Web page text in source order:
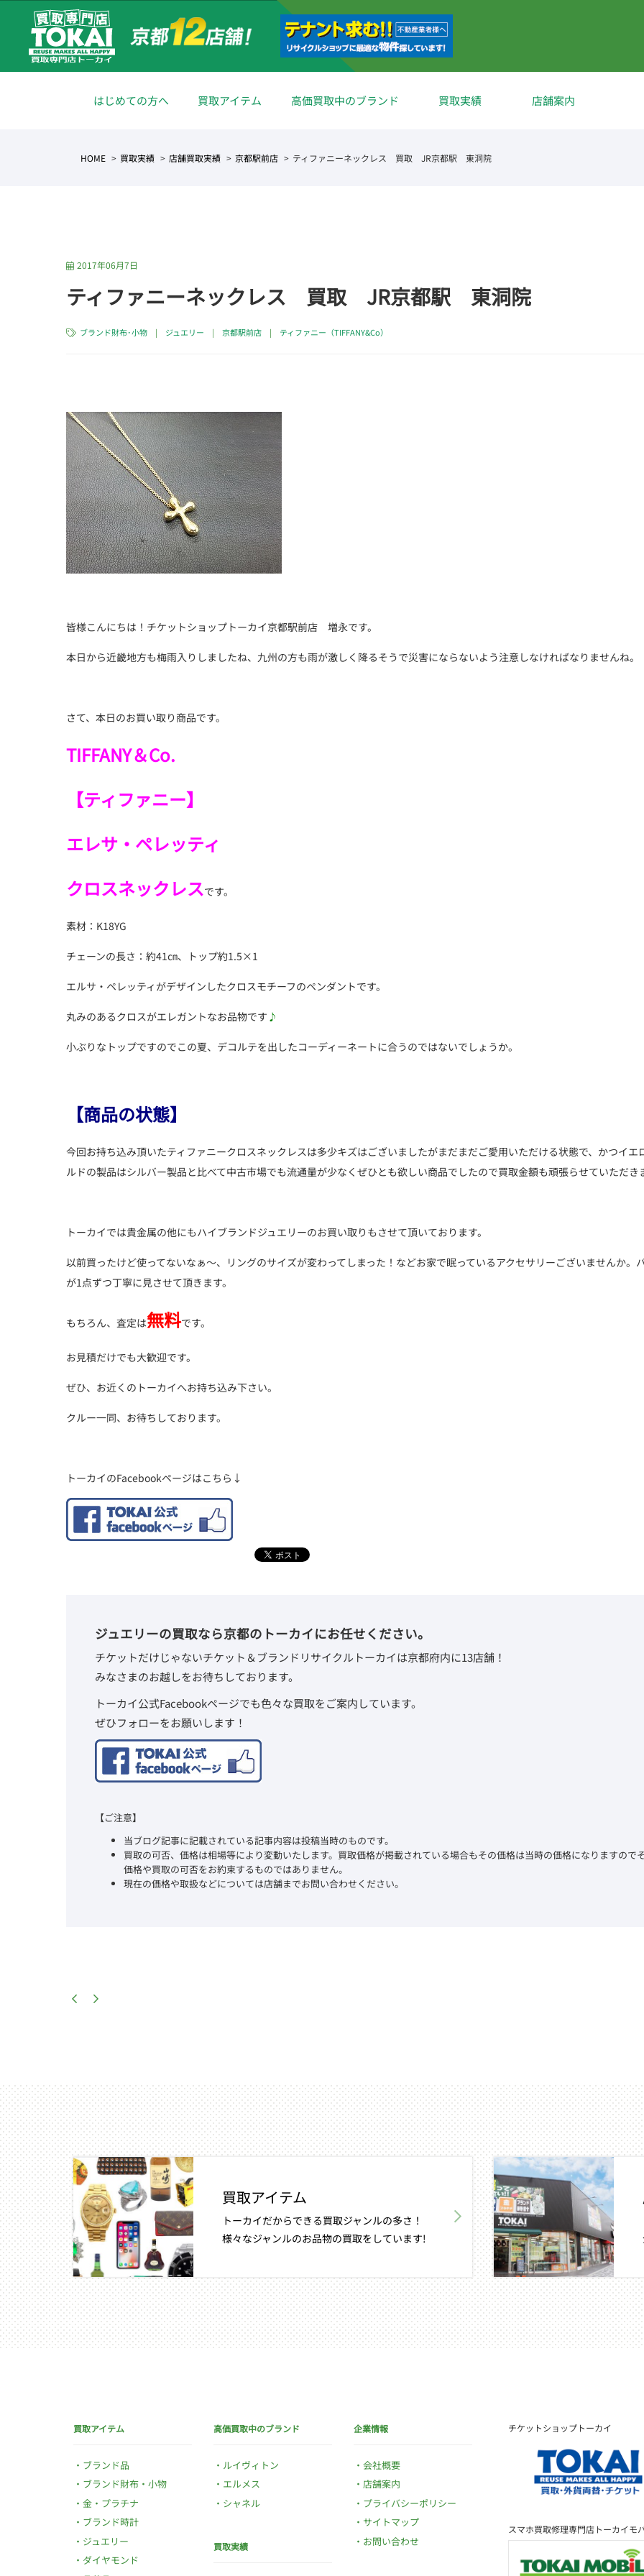
はじめての方へ 買取アイテム 高価買取中のブランド 買取実績 店舗案内
HOME 買取実績 店舗買取実績 京都駅前店 ティファニーネックレス 買取 JR京都駅 東洞院
2017年06月7日
ティファニーネックレス 買取 JR京都駅 東洞院
ブランド財布･小物 | ジュエリー |京都駅前店 | ティファニー（TIFFANY&Co）
皆様こんにちは！チケットショップトーカイ京都駅前店 増永です。
本日から近畿地方も梅雨入りしましたね、九州の方も雨が激しく降るそうで災害にならないよう注意しなければなりませんね。
さて、本日のお買い取り商品です。
TIFFANY＆Co.
【ティファニー】
エレサ・ペレッティ
クロスネックレスです。
素材：K18YG
チェーンの長さ：約41㎝、トップ約1.5×1
エルサ・ペレッティがデザインしたクロスモチーフのペンダントです。
丸みのあるクロスがエレガントなお品物です ♪
小ぶりなトップですのでこの夏、デコルテを出したコーディーネートに合うのではないでしょうか。
【商品の状態】
今回お持ち込み頂いたティファニークロスネックレスは多少キズはございましたがまだまだご愛用いただける状態で、かつイエ
ルドの製品はシルバー製品と比べて中古市場でも流通量が少なくぜひとも欲しい商品でしたので買取金額も頑張らせていただき
トーカイでは貴金属の他にもハイブランドジュエリーのお買い取りもさせて頂いております。
以前買ったけど使ってないなぁ～、リングのサイズが変わってしまった！などお家で眠っているアクセサリーございませんか。
が1点ずつ丁寧に見させて頂きます。
もちろん、査定は無料です。
お見積だけでも大歓迎です。
ぜひ、お近くのトーカイへお持ち込み下さい。
クルー一同、お待ちしております。
トーカイのFacebookページはこちら↓
ジュエリーの買取なら京都のトーカイにお任せください。
チケットだけじゃないチケット＆ブランドリサイクルトーカイは京都府内に13店舗！
みなさまのお越しをお待ちしております。
トーカイ公式Facebookページでも色々な買取をご案内しています。
ぜひフォローをお願いします！
【ご注意】
当ブログ記事に記載されている記事内容は投稿当時のものです。
買取の可否、価格は相場等により変動いたします。買取価格が掲載されている場合もその価格は当時の価格になりますので
価格や買取の可否をお約束するものではありません。
現在の価格や取扱などについては店舗までお問い合わせください。
買取アイテム
トーカイだからできる買取ジャンルの多さ！
様々なジャンルのお品物の買取をしています!
買取アイテム
ブランド品
ブランド財布・小物
金・プラチナ
ブランド時計
ジュエリー
ダイヤモンド
高価買取中のブランド
ルイヴィトン
エルメス
シャネル
買取実績
企業情報
会社概要
店舗案内
プライバシーポリシー
サイトマップ
お問い合わせ
チケットショップトーカイ
スマホ買取修理専門店トーカイモ